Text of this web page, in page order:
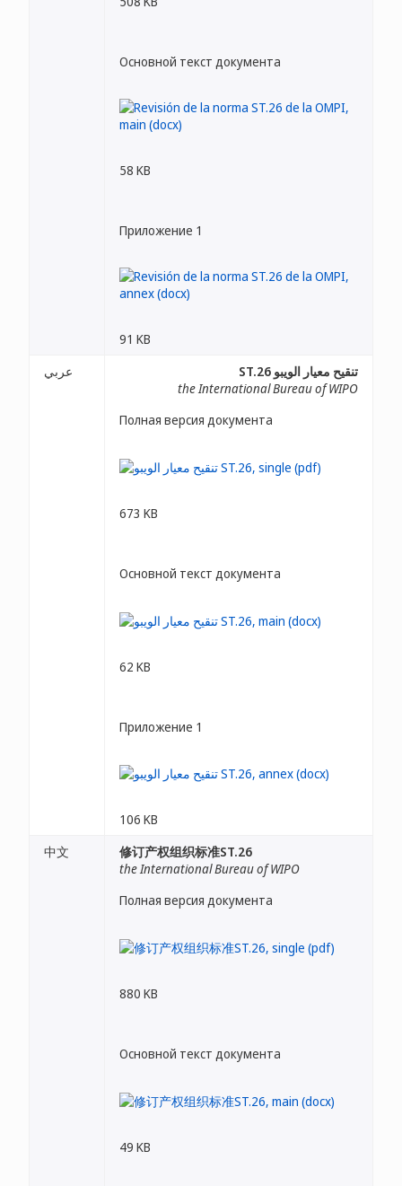
Основной текст документа
58 KB
Приложение 1
91 KB
عربي
تنقيح معيار الويبو ST.26
the International Bureau of WIPO
Полная версия документа
673 KB
Основной текст документа
62 KB
Приложение 1
106 KB
中文
修订产权组织标准ST.26
the International Bureau of WIPO
Полная версия документа
880 KB
Основной текст документа
49 KB